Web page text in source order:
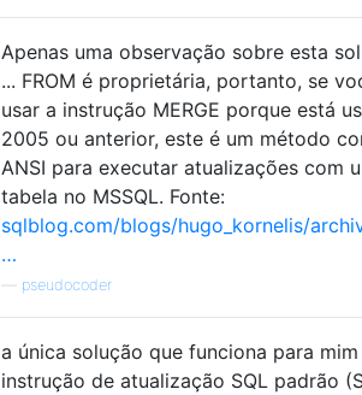
Apenas uma observação sobre esta
... FROM é proprietária, portanto, se
usar a instrução MERGE porque está
2005 ou anterior, este é um método
ANSI para executar atualizações com
tabela no MSSQL. Fonte:
sqlblog.com/blogs/hugo_kornelis/
…
pseudocoder
a única solução que funciona para
instrução de atualização SQL padrão